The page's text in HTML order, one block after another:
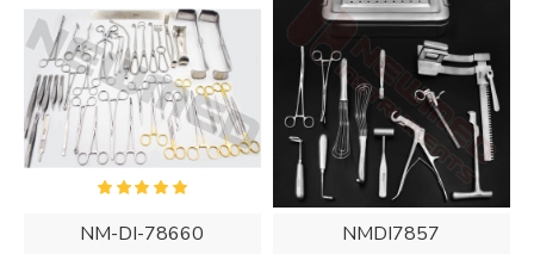
NM-DI-78660 NMDI7857